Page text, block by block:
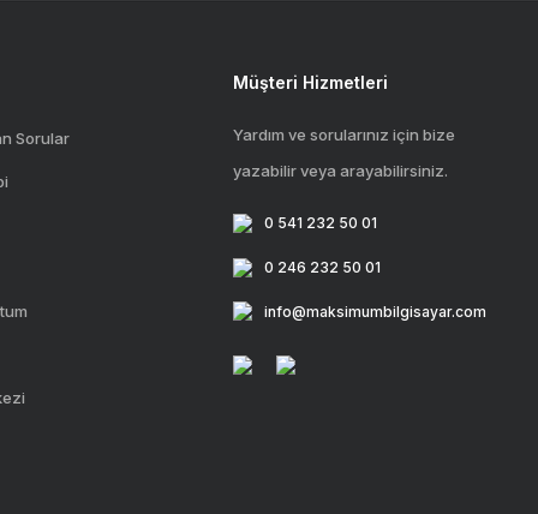
Sorular
Müşteri Hizmetleri
Yardım ve sorularınız için bize
yazabilir veya arayabilirsiniz.
0 541 232 50 01
0 246 232 50 01
info@maksimumbilgisayar.com